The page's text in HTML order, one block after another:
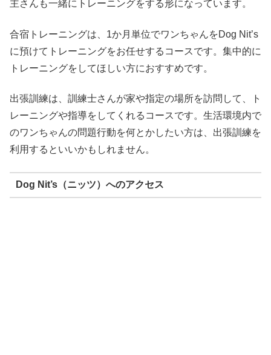
主さんも一緒にトレーニングをする形になっています。
合宿トレーニングは、1か月単位でワンちゃんをDog Nit’s
に預けてトレーニングをお任せするコースです。集中的に
トレーニングをしてほしい方におすすめです。
出張訓練は、訓練士さんが家や指定の場所を訪問して、ト
レーニングや指導をしてくれるコースです。生活環境内で
のワンちゃんの問題行動を何とかしたい方は、出張訓練を
利用するといいかもしれません。
Dog Nit’s（ニッツ）へのアクセス